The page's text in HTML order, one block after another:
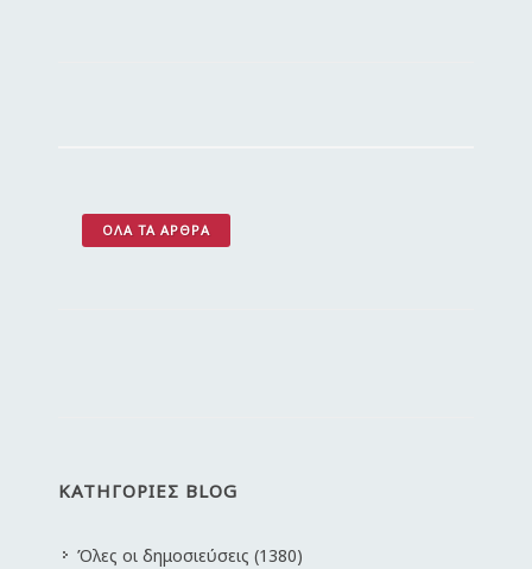
ΌΛΑ ΤΑ ΆΡΘΡΑ
ΚΑΤΗΓΟΡΙΕΣ BLOG
Όλες οι δημοσιεύσεις (1380)